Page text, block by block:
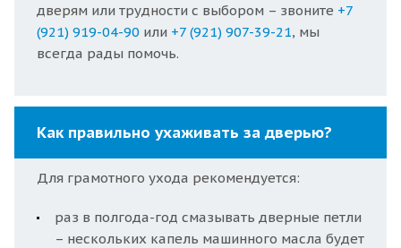
дверям или трудности с выбором – звоните +7
(921) 919-04-90 или +7 (921) 907-39-21, мы
всегда рады помочь.
Как правильно ухаживать за дверью?
Для грамотного ухода рекомендуется:
раз в полгода-год смазывать дверные петли
– нескольких капель машинного масла будет